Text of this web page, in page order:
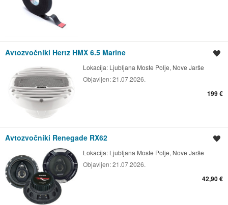
Avtozvočniki Hertz HMX 6.5 Marine
Lokacija: Ljubljana Moste Polje, Nove Jarše
Objavljen:21.07.2026.
199 €
Avtozvočniki Renegade RX62
Lokacija: Ljubljana Moste Polje, Nove Jarše
Objavljen:21.07.2026.
42,90 €